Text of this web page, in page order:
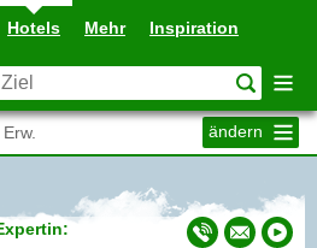
Hotels Mehr Inspiration
ändern